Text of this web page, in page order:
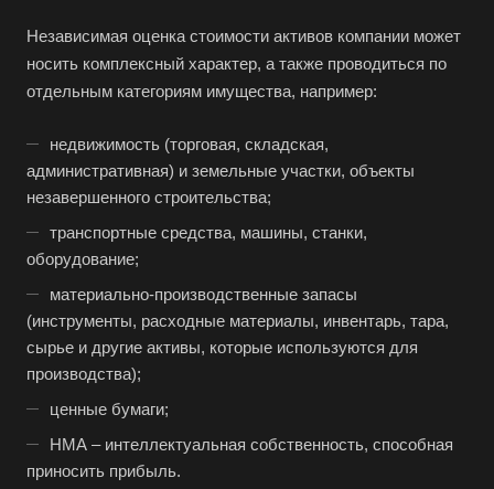
Независимая оценка стоимости активов компании может
носить комплексный характер, а также проводиться по
отдельным категориям имущества, например:
недвижимость (торговая, складская,
административная) и земельные участки, объекты
незавершенного строительства;
транспортные средства, машины, станки,
оборудование;
материально-производственные запасы
(инструменты, расходные материалы, инвентарь, тара,
сырье и другие активы, которые используются для
производства);
ценные бумаги;
НМА – интеллектуальная собственность, способная
приносить прибыль.
Верещагино
Верхняя Салда
Видное
Владивосток
Владикавказ
Волгоград
Волгодонск
Волжск
Волжский